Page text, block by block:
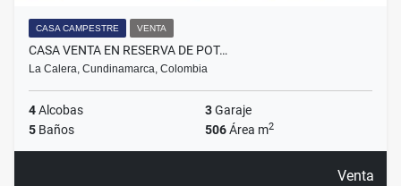
CASA CAMPESTRE VENTA
CASA VENTA EN RESERVA DE POT…
La Calera, Cundinamarca, Colombia
4Alcobas 3Garaje
5 Baños 506Área m2
Venta